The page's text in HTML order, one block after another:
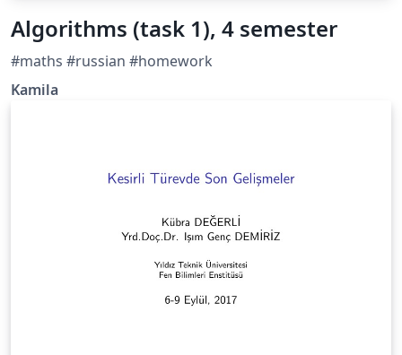
Algorithms (task 1), 4 semester
#maths #russian #homework
Kamila